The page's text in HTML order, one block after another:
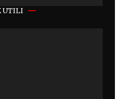
UTILI